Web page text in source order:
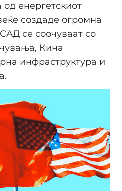
од енергетскиот
создаде огромна
се соочуваат со
Кина
инфраструктура и